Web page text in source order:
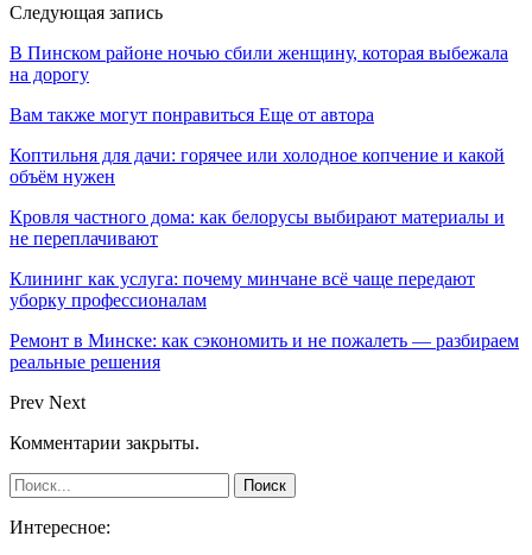
Следующая запись
В Пинском районе ночью сбили женщину, которая выбежала
на дорогу
Вам также могут понравиться Еще от автора
Коптильня для дачи: горячее или холодное копчение и какой
объём нужен
Кровля частного дома: как белорусы выбирают материалы и
не переплачивают
Клининг как услуга: почему минчане всё чаще передают
уборку профессионалам
Ремонт в Минске: как сэкономить и не пожалеть — разбираем
реальные решения
Prev Next
Комментарии закрыты.
Интересное: